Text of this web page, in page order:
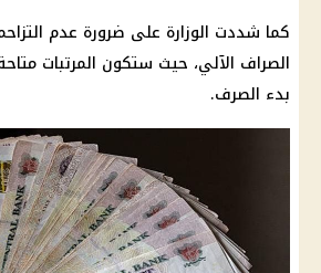
كما شددت الوزارة على ضرورة عدم
الصراف الآلي، حيث ستكون المرتبات
بدء الصرف.